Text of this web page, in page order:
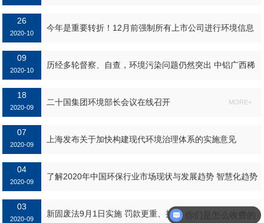
26
2020-10
今年是重要转折！12月前强制所有上市公司进行环境信息
09
2020-10
历经多轮督察、自查，环境污染问题仍然突出 中铝广西稀
18
2020-09
二十国集团环境部长会议在线召开 MORE+
07
2020-09
上海发布关于加快构建现代环境治理体系的实施意见
04
2020-09
了解2020年中国环保行业市场现状与发展趋势 智慧化趋势
MORE+
03
2020-09
新固废法9月1日实施 罚款更重、执法更严 MORE+
你们是怎么收费的